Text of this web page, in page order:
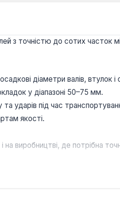
з точністю до сотих часток
діаметри валів, втулок і
у діапазоні 50–75 мм.
ударів під час
якості.
де потрібна